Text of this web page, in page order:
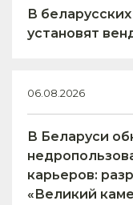
В
установят
06.08.2026
В Беларуси
карьеров:
«Великий